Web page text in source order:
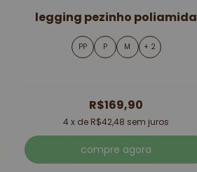
legging pezinho poliamida
PP P M + 2
R$169,90
4 x de R$42,48 sem juros
compre agora